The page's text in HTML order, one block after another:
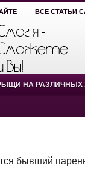
ВСЕ СТАТЬИ
НА РАЗЛИЧНЫХ
бывший